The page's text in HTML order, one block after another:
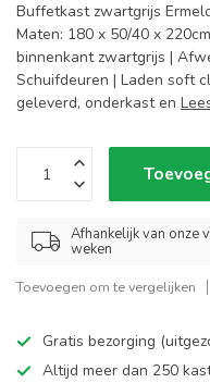
Buffetkast zwartgrijs
Maten: 180 x 50/40 x
binnenkant zwartgrijs |
Schuifdeuren | Laden soft
geleverd, onderkast en
Afhankelijk van onze
weken
Toevoegen om te vergelijken
Gratis bezorging
Altijd meer dan 250